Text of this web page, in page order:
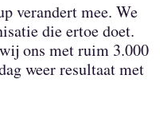
verandert mee. We
die ertoe doet.
ons met ruim 3.000
weer resultaat met